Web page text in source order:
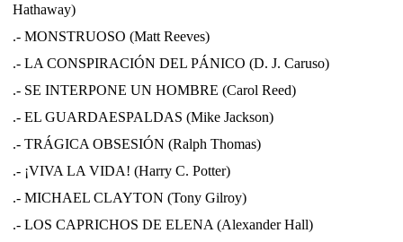
Hathaway)
.- MONSTRUOSO (Matt Reeves)
.- LA CONSPIRACIÓN DEL PÁNICO (D. J. Caruso)
.- SE INTERPONE UN HOMBRE (Carol Reed)
.- EL GUARDAESPALDAS (Mike Jackson)
.- TRÁGICA OBSESIÓN (Ralph Thomas)
.- ¡VIVA LA VIDA! (Harry C. Potter)
.- MICHAEL CLAYTON (Tony Gilroy)
.- LOS CAPRICHOS DE ELENA (Alexander Hall)